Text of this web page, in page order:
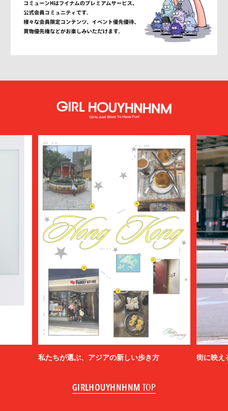
私たちが選ぶ、アジアの新しい歩き方 街に映え
GIRLHOUYHNHNM TOP